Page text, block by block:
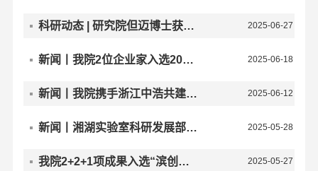
科研动态 | 研究院但迈博士获中国博士后科学基金第77批面上项目资助 2025-06-27
新闻丨我院2位企业家入选2025年度浙江省青年科技型企业家榜单 2025-06-18
新闻丨我院携手浙江中浩共建“智能工程技术及先进材料联合研究中心” 2025-06-12
新闻丨湘湖实验室科研发展部一行莅临我院参观交流 2025-05-28
我院2+2+1项成果入选“滨创汇”2025 人工智能三大TOP榜单 2025-05-27